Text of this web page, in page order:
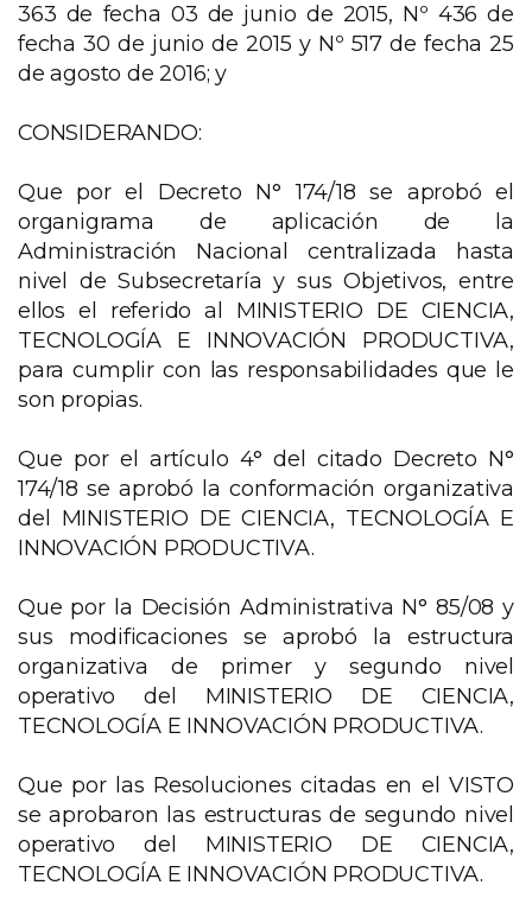
363 de fecha 03 de junio de 2015, Nº 436 de
fecha 30 de junio de 2015 y Nº 517 de fecha 25
de agosto de 2016; y
CONSIDERANDO:
Que por el Decreto N° 174/18 se aprobó el
organigrama de aplicación de la
Administración Nacional centralizada hasta
nivel de Subsecretaría y sus Objetivos, entre
ellos el referido al MINISTERIO DE CIENCIA,
TECNOLOGÍA E INNOVACIÓN PRODUCTIVA,
para cumplir con las responsabilidades que le
son propias.
Que por el artículo 4° del citado Decreto N°
174/18 se aprobó la conformación organizativa
del MINISTERIO DE CIENCIA, TECNOLOGÍA E
INNOVACIÓN PRODUCTIVA.
Que por la Decisión Administrativa N° 85/08 y
sus modificaciones se aprobó la estructura
organizativa de primer y segundo nivel
operativo del MINISTERIO DE CIENCIA,
TECNOLOGÍA E INNOVACIÓN PRODUCTIVA.
Que por las Resoluciones citadas en el VISTO
se aprobaron las estructuras de segundo nivel
operativo del MINISTERIO DE CIENCIA,
TECNOLOGÍA E INNOVACIÓN PRODUCTIVA.